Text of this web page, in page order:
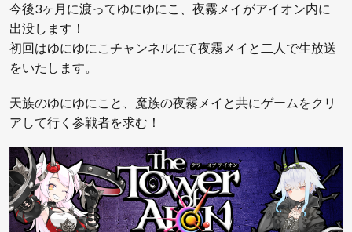
今後3ヶ月に渡ってゆにゆにこ、夜霧メイがアイオン内に
出没します！
初回はゆにゆにこチャンネルにて夜霧メイと二人で生放送
をいたします。
天族のゆにゆにこと、魔族の夜霧メイと共にゲームをクリ
アして行く参戦者を求む！